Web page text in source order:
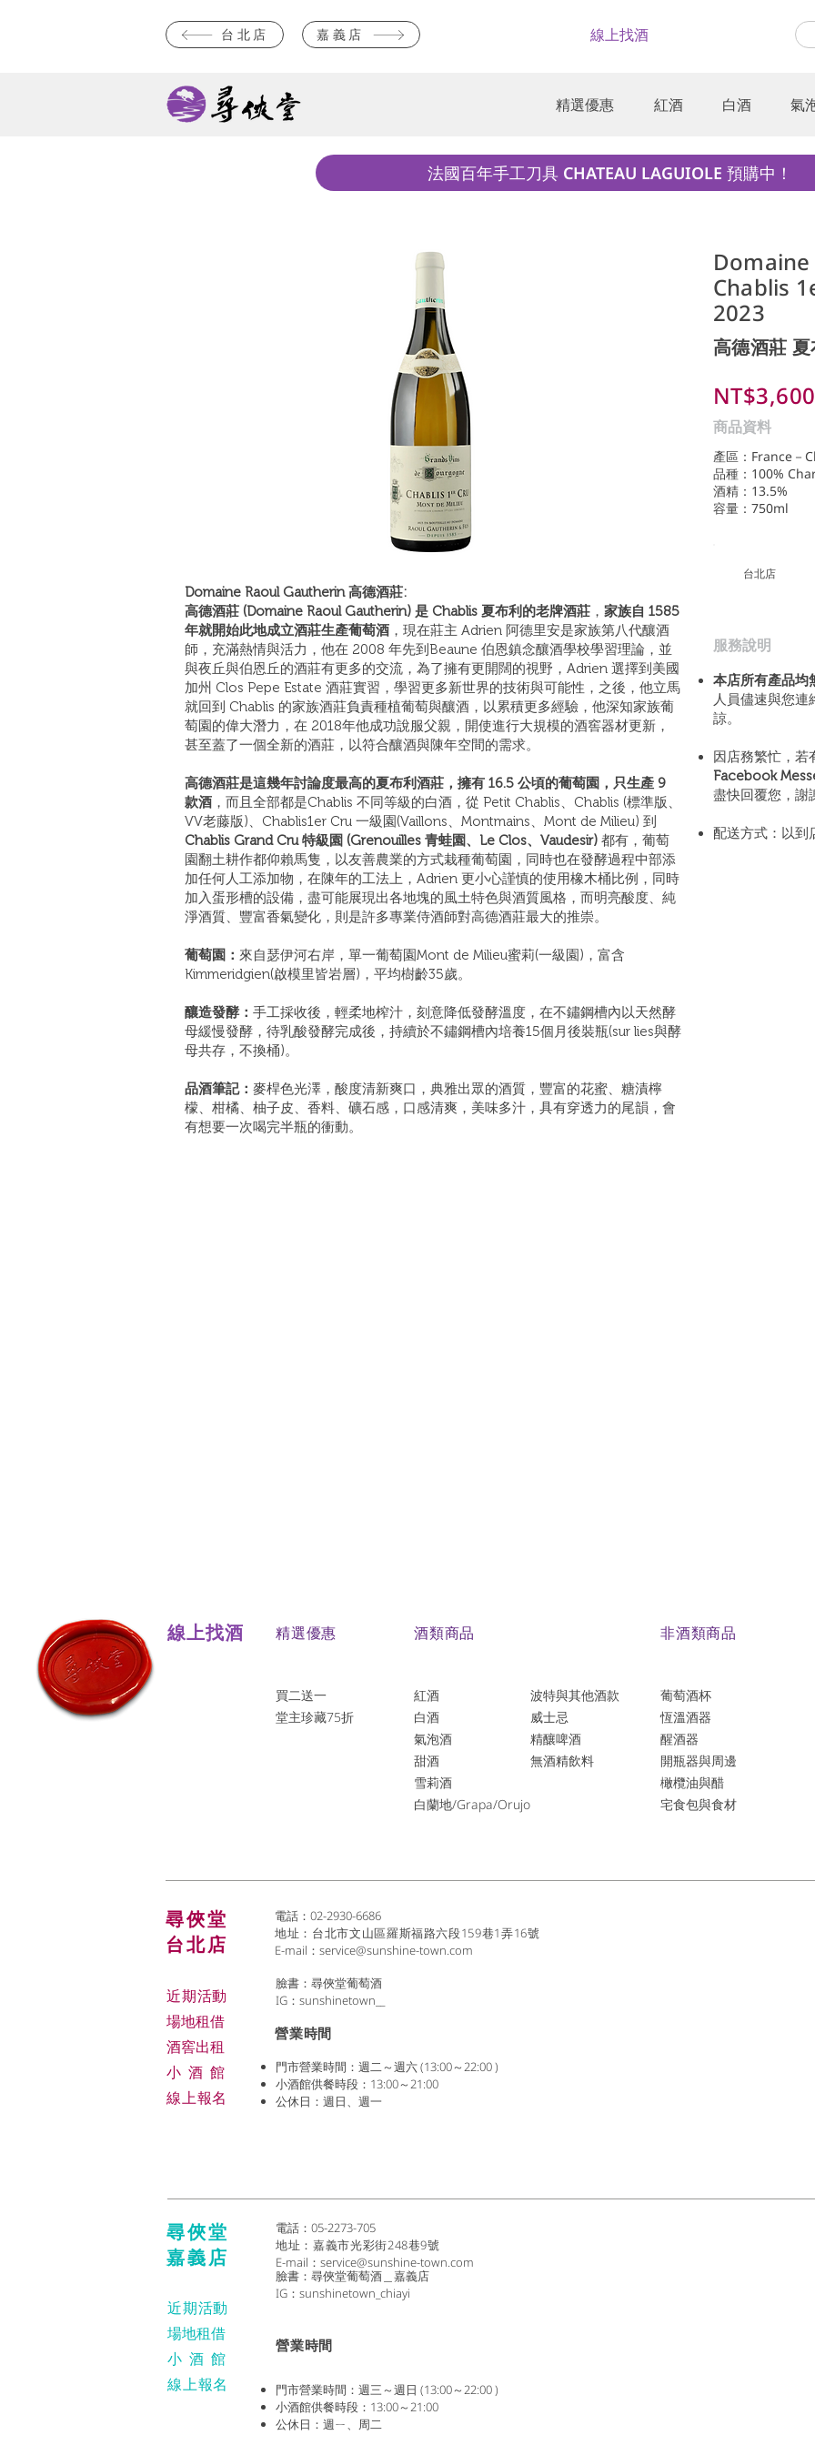
台北店 嘉義店 線上找酒
精選優惠 紅酒 白酒 氣
法國百年手工刀具 CHATEAU LAGUIOLE 預購中！
Domaine Raoul Gautherin 高德酒莊:
高德酒莊 (Domaine Raoul Gautherin) 是 Chablis 夏布利的老牌酒莊 ， 家族自 1585
年就開始此地成立酒莊生產葡萄酒 ，現在莊主 Adrien 阿德里安是家族第八代釀酒
師，充滿熱情與活力，他在 2008 年先到Beaune 伯恩鎮念釀酒學校學習理論，並
與夜丘與伯恩丘的酒莊有更多的交流，為了擁有更開闊的視野，Adrien 選擇到美國
加州 Clos Pepe Estate 酒莊實習，學習更多新世界的技術與可能性，之後，他立馬
就回到 Chablis 的家族酒莊負責種植葡萄與釀酒，以累積更多經驗，他深知家族葡
萄園的偉大潛力，在 2018年他成功說服父親，開使進行大規模的酒窖器材更新，
甚至蓋了一個全新的酒莊，以符合釀酒與陳年空間的需求。
高德酒莊是這幾年討論度最高的夏布利酒莊，擁有 16.5 公頃的葡萄園，只生產 9
款酒 ，而且全部都是Chablis 不同等級的白酒，從 Petit Chablis、Chablis (標準版、
VV老藤版)、Chablis1er Cru 一級園(Vaillons、Montmains、Mont de Milieu) 到
Chablis Grand Cru 特級園 (Grenouilles 青蛙園、Le Clos、Vaudesir) 都有，葡萄
園翻土耕作都仰賴馬隻，以友善農業的方式栽種葡萄園，同時也在發酵過程中部添
加任何人工添加物，在陳年的工法上，Adrien 更小心謹慎的使用橡木桶比例，同時
加入蛋形槽的設備，盡可能展現出各地塊的風土特色與酒質風格，而明亮酸度、純
淨酒質、豐富香氣變化，則是許多專業侍酒師對高德酒莊最大的推崇。
葡萄園： 來自瑟伊河右岸，單一葡萄園Mont de Milieu蜜莉(一級園)，富含
Kimmeridgien(啟模里皆岩層)，平均樹齡35歲。
釀造發酵： 手工採收後，輕柔地榨汁，刻意降低發酵溫度，在不鏽鋼槽內以天然酵
母緩慢發酵，待乳酸發酵完成後，持續於不鏽鋼槽內培養15個月後裝瓶(sur lies與酵
母共存，不換桶)。
品酒筆記： 麥桿色光澤，酸度清新爽口，典雅出眾的酒質，豐富的花蜜、糖漬檸
檬、柑橘、柚子皮、香料、礦石感，口感清爽，美味多汁，具有穿透力的尾韻，會
有想要一次喝完半瓶的衝動。
Chablis
2023
高德酒莊
NT$3,600
商品資料
產區：France－
品種：100%
酒精：13.5%
容量：750ml
​台北店
​服務說明
本店所有產品均
人員儘速與您連
諒。
因店務繁忙，若
Facebook
盡快回覆您，謝
配送方式：以到
線上找酒 ​精選優惠 酒類商品
買二送一
堂主珍藏75折
紅酒
白酒
氣泡酒
​甜酒
雪莉酒
白蘭地/Grapa/Orujo
波特與其他酒款
威士忌
精釀啤酒
​無酒精飲料
非酒類商品
葡萄酒杯
恆溫酒器
醒酒器
開瓶器與周邊
橄欖油與醋
宅食包與食材
尋俠堂
台北店
近期活動
場地租借
​酒窖出租
小酒 館
線上報名
電話：02-2930-6686
地址：台北市文山區羅斯福路六段159巷1弄16號
E-mail： service@sunshine-town.com
臉書：尋俠堂葡萄酒
IG：sunshinetown__
​營業時間
門市營業時間：週二～週六 (13:00～22:00 )
小酒館供餐時段：13:00～21:00
公休日：週日、週一
尋俠堂
嘉義店
電話：05-2273-705
地址： 嘉義市光彩街248巷9號
E-mail： service@sunshine-town.com
近期活動
場地租借
小酒 館
線上報名
​營業時間
門市營業時間：週三～週日 (13:00～22:00 )
小酒館供餐時段：13:00～21:00
公休日：週ㄧ、周二
臉書：尋俠堂葡萄酒＿嘉義店
IG：sunshinetown_chiayi